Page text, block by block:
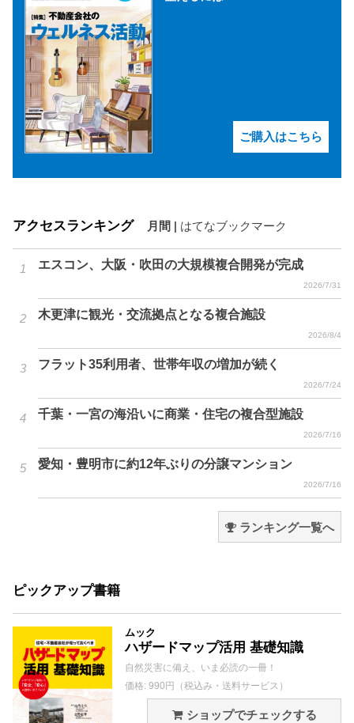
ご購入はこちら
アクセスランキング 月間 はてなブックマーク
エスコン、大阪・吹田の大規模複合開発が完成
2026/7/31
木更津に観光・交流拠点となる複合施設
2026/8/4
フラット35利用者、世帯年収の増加が続く
2026/7/24
千葉・一宮の海沿いに商業・住宅の複合型施設
2026/7/16
愛知・豊明市に約12年ぶりの分譲マンション
2026/7/16
ランキング一覧へ
ピックアップ書籍
ムック
ハザードマップ活用 基礎知識
自然災害に備え、いま必読の一冊！
価格: 990円（税込み・送料サービス）
ショップでチェックする